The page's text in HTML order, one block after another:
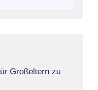
Großeltern zu